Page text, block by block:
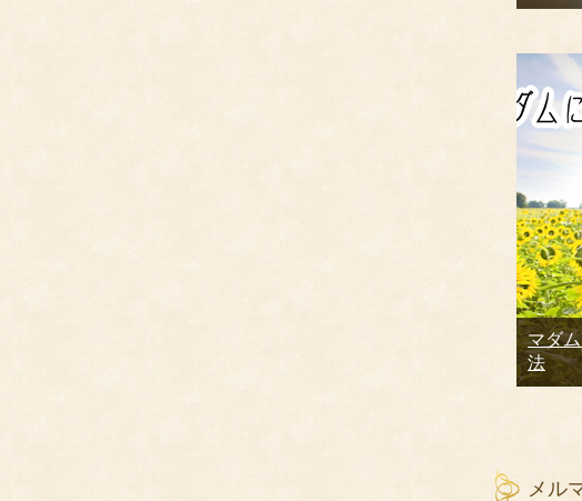
マダ
法
メル